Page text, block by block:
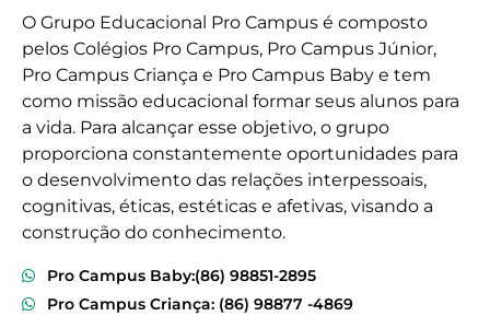
O Grupo Educacional Pro Campus é composto
pelos Colégios Pro Campus, Pro Campus Júnior,
Pro Campus Criança e Pro Campus Baby e tem
como missão educacional formar seus alunos para
a vida. Para alcançar esse objetivo, o grupo
proporciona constantemente oportunidades para
o desenvolvimento das relações interpessoais,
cognitivas, éticas, estéticas e afetivas, visando a
construção do conhecimento.
Pro Campus Baby:(86) 98851-2895
Pro Campus Criança: (86) 98877 -4869